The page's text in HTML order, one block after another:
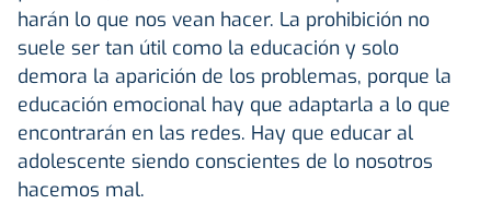
harán lo que nos vean hacer. La prohibición no
suele ser tan útil como la educación y solo
demora la aparición de los problemas, porque la
educación emocional hay que adaptarla a lo que
encontrarán en las redes. Hay que educar al
adolescente siendo conscientes de lo nosotros
hacemos mal.